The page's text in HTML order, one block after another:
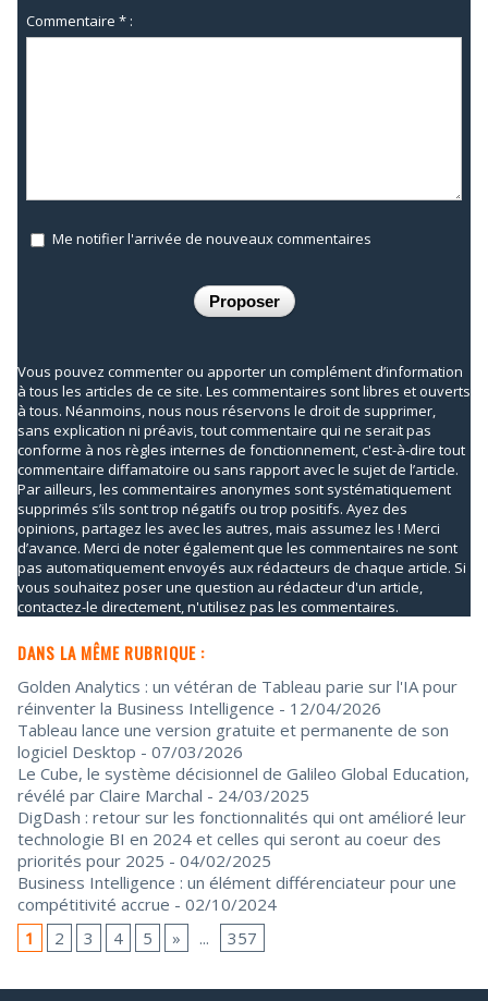
Commentaire * :
Me notifier l'arrivée de nouveaux commentaires
Vous pouvez commenter ou apporter un complément d’information
à tous les articles de ce site. Les commentaires sont libres et ouverts
à tous. Néanmoins, nous nous réservons le droit de supprimer,
sans explication ni préavis, tout commentaire qui ne serait pas
conforme à nos règles internes de fonctionnement, c'est-à-dire tout
commentaire diffamatoire ou sans rapport avec le sujet de l’article.
Par ailleurs, les commentaires anonymes sont systématiquement
supprimés s’ils sont trop négatifs ou trop positifs. Ayez des
opinions, partagez les avec les autres, mais assumez les ! Merci
d’avance. Merci de noter également que les commentaires ne sont
pas automatiquement envoyés aux rédacteurs de chaque article. Si
vous souhaitez poser une question au rédacteur d'un article,
contactez-le directement, n'utilisez pas les commentaires.
DANS LA MÊME RUBRIQUE :
Golden Analytics : un vétéran de Tableau parie sur l'IA pour
réinventer la Business Intelligence - 12/04/2026
Tableau lance une version gratuite et permanente de son
logiciel Desktop - 07/03/2026
Le Cube, le système décisionnel de Galileo Global Education,
révélé par Claire Marchal - 24/03/2025
DigDash : retour sur les fonctionnalités qui ont amélioré leur
technologie BI en 2024 et celles qui seront au coeur des
priorités pour 2025 - 04/02/2025
Business Intelligence : un élément différenciateur pour une
compétitivité accrue - 02/10/2024
1
2 3 4 5 » ... 357